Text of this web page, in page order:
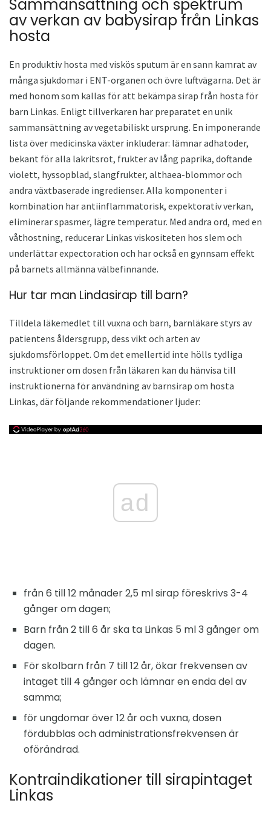
Sammansättning och spektrum
av verkan av babysirap från Linkas
hosta
En produktiv hosta med viskös sputum är en sann kamrat av
många sjukdomar i ENT-organen och övre luftvägarna. Det är
med honom som kallas för att bekämpa sirap från hosta för
barn Linkas. Enligt tillverkaren har preparatet en unik
sammansättning av vegetabiliskt ursprung. En imponerande
lista över medicinska växter inkluderar: lämnar adhatoder,
bekant för alla lakritsrot, frukter av lång paprika, doftande
violett, hyssopblad, slangfrukter, althaea-blommor och
andra växtbaserade ingredienser. Alla komponenter i
kombination har antiinflammatorisk, expektorativ verkan,
eliminerar spasmer, lägre temperatur. Med andra ord, med en
våthostning, reducerar Linkas viskositeten hos slem och
underlättar expectoration och har också en gynnsam effekt
på barnets allmänna välbefinnande.
Hur tar man Lindasirap till barn?
Tilldela läkemedlet till vuxna och barn, barnläkare styrs av
patientens åldersgrupp, dess vikt och arten av
sjukdomsförloppet. Om det emellertid inte hölls tydliga
instruktioner om dosen från läkaren kan du hänvisa till
instruktionerna för användning av barnsirap om hosta
Linkas, där följande rekommendationer ljuder:
ad
från 6 till 12 månader 2,5 ml sirap föreskrivs 3-4
gånger om dagen;
Barn från 2 till 6 år ska ta Linkas 5 ml 3 gånger om
dagen.
För skolbarn från 7 till 12 år, ökar frekvensen av
intaget till 4 gånger och lämnar en enda del av
samma;
för ungdomar över 12 år och vuxna, dosen
fördubblas och administrationsfrekvensen är
oförändrad.
Kontraindikationer till sirapintaget
Linkas